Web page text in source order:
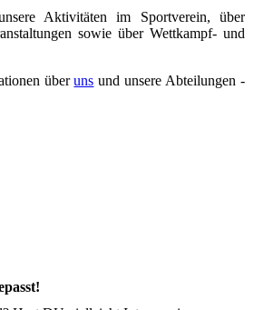
Aktivitäten im Sportverein, über
sowie über Wettkampf- und
überuns und unsere Abteilungen -